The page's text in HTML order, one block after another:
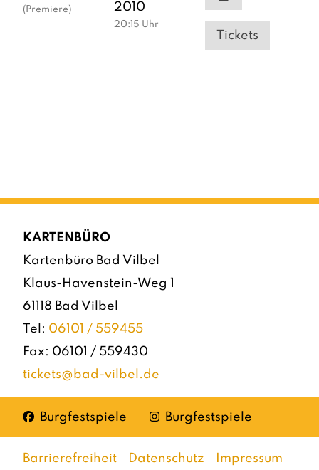
(Premiere)
2010
20:15 Uhr
Tickets
KARTENBÜRO
Kartenbüro Bad Vilbel
Klaus-Havenstein-Weg 1
61118 Bad Vilbel
Tel: 06101 / 559455
Fax: 06101 / 559430
tickets@bad-vilbel.de
Facebook
Burgfestspiele Instagram
Burgfestspiele
Barrierefreiheit Datenschutz Impressum